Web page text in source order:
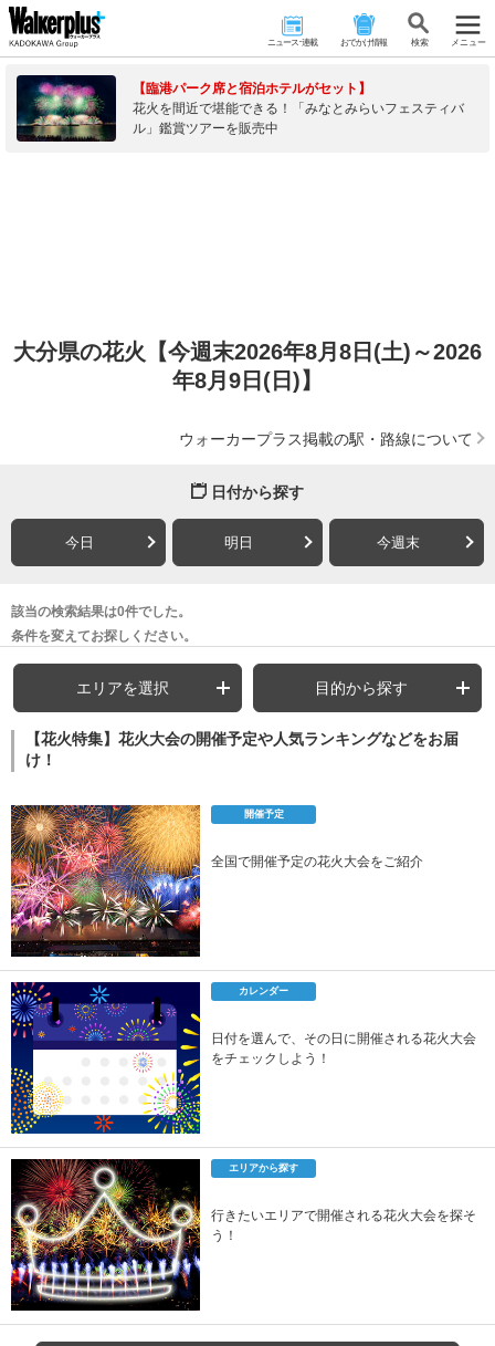
ニュース･連載 おでかけ情報 検 索 メニュー
【臨港パーク席と宿泊ホテルがセット】
花火を間近で堪能できる！「みなとみらいフェスティバ
ル」鑑賞ツアーを販売中
大分県の花火【今週末2026年8月8日(土)～2026
年8月9日(日)】
ウォーカープラス掲載の駅・路線について
日付から探す
今日 明日 今週末
該当の検索結果は0件でした。
条件を変えてお探しください。
エリアを選択 目的から探す
【花火特集】花火大会の開催予定や人気ランキングなどをお届
け！
開催予定
全国で開催予定の花火大会をご紹介
カレンダー
日付を選んで、その日に開催される花火大会
をチェックしよう！
エリアから探す
行きたいエリアで開催される花火大会を探そ
う！